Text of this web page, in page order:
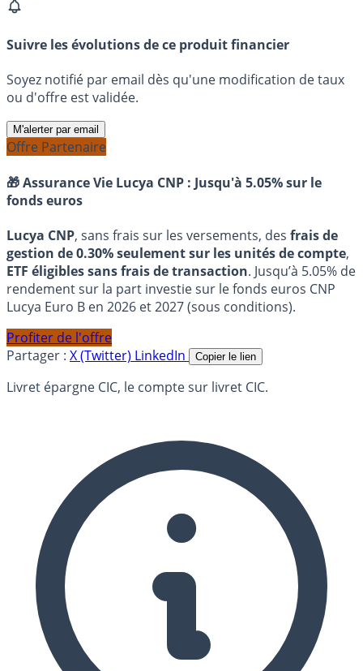
Suivre les évolutions de ce produit financier
Soyez notifié par email dès qu'une modification de taux
ou d'offre est validée.
M'alerter par email
Offre Partenaire
🎁 Assurance Vie Lucya CNP : Jusqu'à 5.05% sur le
fonds euros
Lucya CNP, sans frais sur les versements, des frais de
gestion de 0.30% seulement sur les unités de compte,
ETF éligibles sans frais de transaction. Jusqu’à 5.05% de
rendement sur la part investie sur le fonds euros CNP
Lucya Euro B en 2026 et 2027 (sous conditions).
Profiter de l'offre
Partager : X (Twitter) LinkedIn Copier le lien
Livret épargne CIC, le compte sur livret CIC.